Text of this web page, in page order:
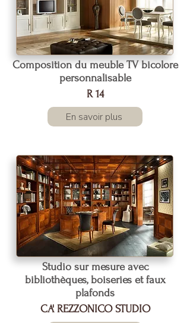
Composition du meuble TV bicolore
personnalisable
R 14
En savoir plus
Studio sur mesure avec
bibliothèques, boiseries et faux
plafonds
CA' REZZONICO STUDIO